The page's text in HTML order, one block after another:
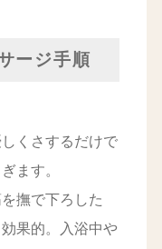
ージ手順
くさするだけで
ます。
撫で下ろした
果的。入浴中や